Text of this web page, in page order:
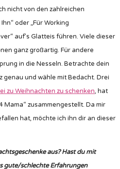
nicht von den zahlreichen
oder „Für Working
auf’s Glatteis führen. Viele dieser
ganz großartig. Für andere
in die Nesseln. Betrachte dein
genau und wähle mit Bedacht. Drei
zu Weihnachten zu schenken, hat
Mama“ zusammengestellt. Da mir
hat, möchte ich ihn dir an dieser
aus? Hast du mit
gute/schlechte Erfahrungen